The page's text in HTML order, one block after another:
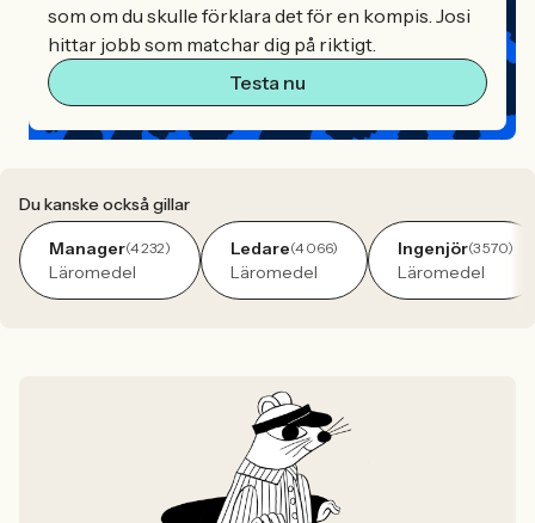
som om du skulle förklara det för en kompis. Josi
hittar jobb som matchar dig på riktigt.
Testa nu
Du kanske också gillar
Manager(4 232)
Läromedel
Ledare(4 066)
Läromedel
Ingenjör(3 570)
Läromedel